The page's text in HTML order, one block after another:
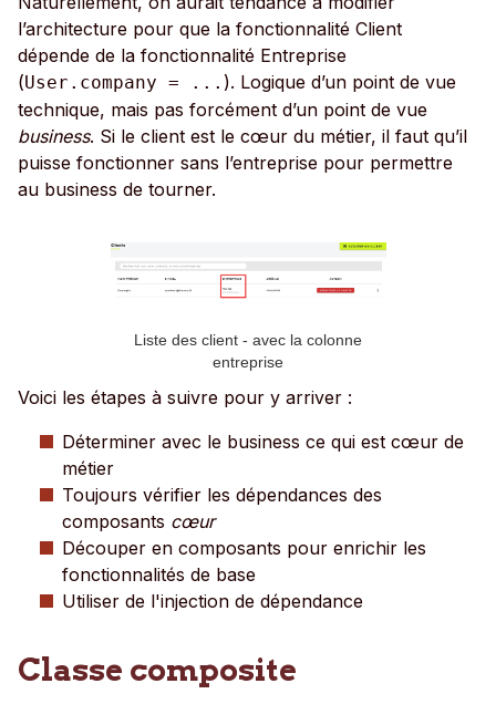
l’architecture pour que la fonctionnalité Client
dépende de la fonctionnalité Entreprise
(User.company = ... ). Logique d’un point de vue
technique, mais pas forcément d’un point de vue
business. Si le client est le cœur du métier, il faut qu’il
puisse fonctionner sans l’entreprise pour permettre
au business de tourner.
Liste des client - avec la colonne
entreprise
Voici les étapes à suivre pour y arriver :
Déterminer avec le business ce qui est cœur de
métier
Toujours vérifier les dépendances des
composants cœur
Découper en composants pour enrichir les
fonctionnalités de base
Utiliser de l'injection de dépendance
Classe composite